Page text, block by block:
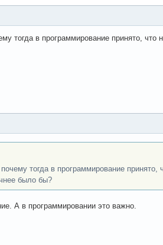
тогда в программирование принято,
тогда в программирование принято,
было бы?
А в программировании это важно.